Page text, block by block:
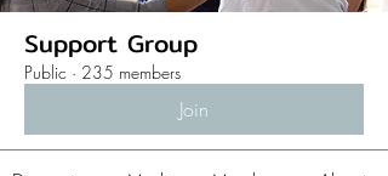
Support Group
Public · 235 members
Join